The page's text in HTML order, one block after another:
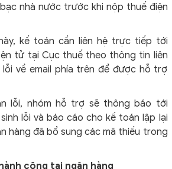
nhà nước trước khi nộp thuế điện
kế toán cần liên hệ trực tiếp tới
tử tại Cục thuế theo thông tin liên
về email phía trên để được hỗ trợ
lỗi, nhóm hỗ trợ sẽ thông báo tới
lỗi và báo cáo cho kế toán lập lại
hàng đã bổ sung các mã thiếu trong
công tại ngân hàng